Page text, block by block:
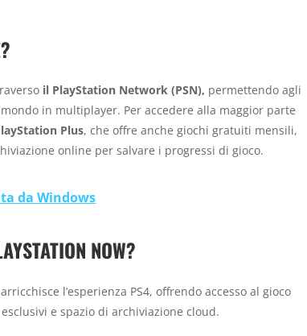
il PlayStation Network (PSN), permettendo agli
in multiplayer. Per accedere alla maggior parte
Plus, che offre anche giochi gratuiti mensili,
online per salvare i progressi di gioco.
da Windows
NOW?
l’esperienza PS4, offrendo accesso al gioco
e spazio di archiviazione cloud.